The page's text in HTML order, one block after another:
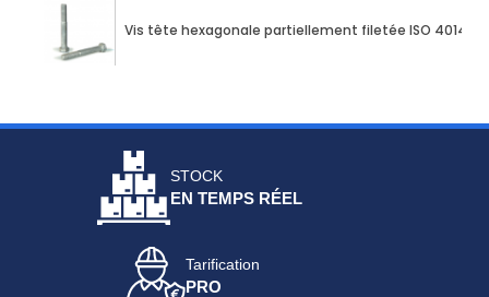
Vis tête hexagonale partiellement filetée ISO 4014
STOCK
EN TEMPS RÉEL
Tarification
PRO